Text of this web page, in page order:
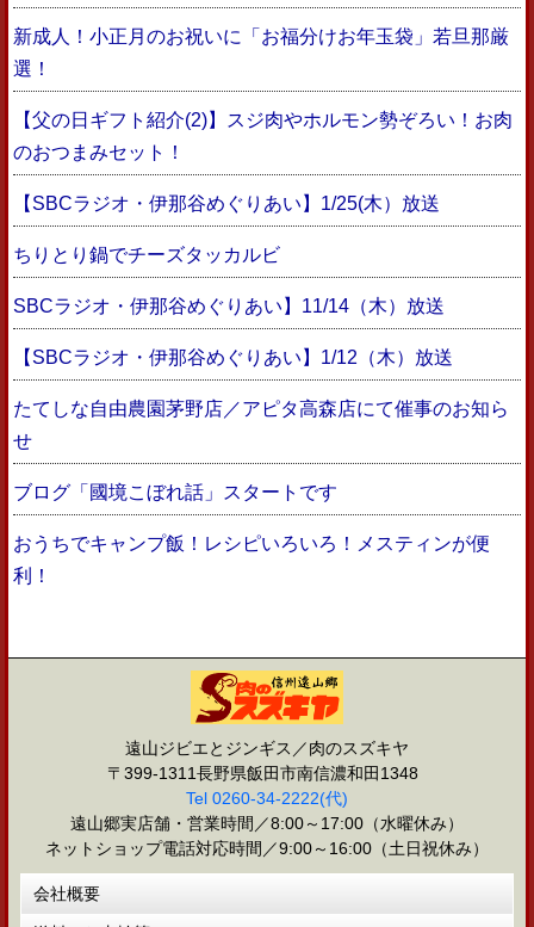
新成人！小正月のお祝いに「お福分けお年玉袋」若旦那厳
選！
【父の日ギフト紹介(2)】スジ肉やホルモン勢ぞろい！お肉
のおつまみセット！
【SBCラジオ・伊那谷めぐりあい】1/25(木）放送
ちりとり鍋でチーズタッカルビ
SBCラジオ・伊那谷めぐりあい】11/14（木）放送
【SBCラジオ・伊那谷めぐりあい】1/12（木）放送
たてしな自由農園茅野店／アピタ高森店にて催事のお知ら
せ
ブログ「國境こぼれ話」スタートです
おうちでキャンプ飯！レシピいろいろ！メスティンが便
利！
遠山ジビエとジンギス／肉のスズキヤ
〒399-1311長野県飯田市南信濃和田1348
Tel 0260-34-2222(代)
遠山郷実店舗・営業時間／8:00～17:00（水曜休み）
ネットショップ電話対応時間／9:00～16:00（土日祝休み）
会社概要